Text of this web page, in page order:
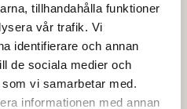
tillhandahålla funktioner
vår trafik. Vi
identifierare och annan
de sociala medier och
vi samarbetar med.
informationen med annan